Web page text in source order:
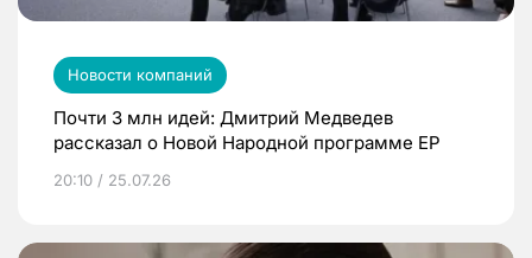
Новости компаний
Почти 3 млн идей: Дмитрий Медведев
рассказал о Новой Народной программе ЕР
20:10 / 25.07.26